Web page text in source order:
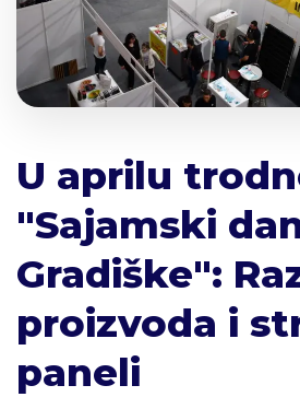
U aprilu
"Sajamski
Gradiške":
proizvoda i
paneli